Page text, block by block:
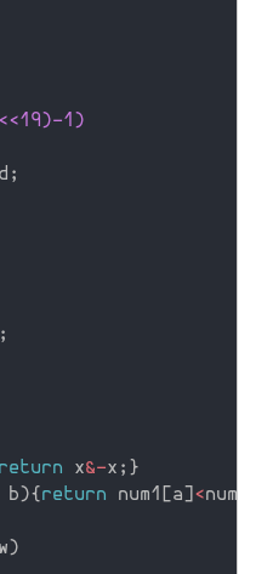
1)
;
;
return x&-x ; }
b ){ return num1 a <num1
)